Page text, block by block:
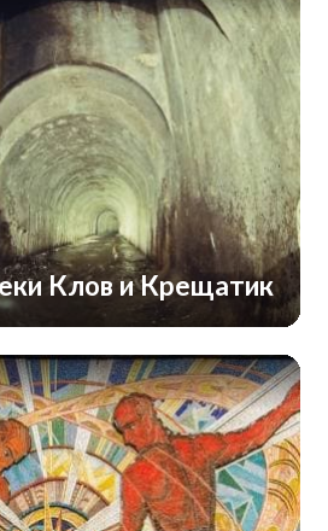
Клов и Крещатик